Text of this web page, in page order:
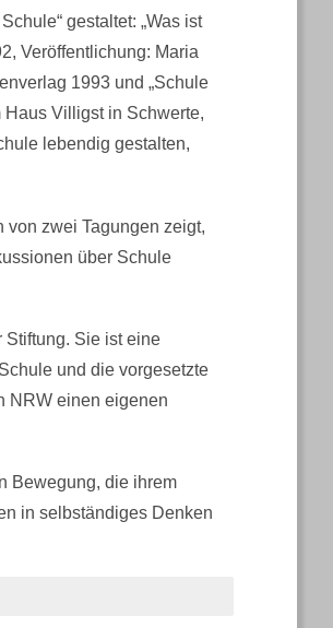
gestaltet: „Was ist
Veröffentlichung: Maria
1993 und „Schule
Haus Villigst in Schwerte,
lebendig gestalten,
von zwei Tagungen zeigt,
über Schule
Stiftung. Sie ist eine
und die vorgesetzte
NRW einen eigenen
Bewegung, die ihrem
in selbständiges Denken